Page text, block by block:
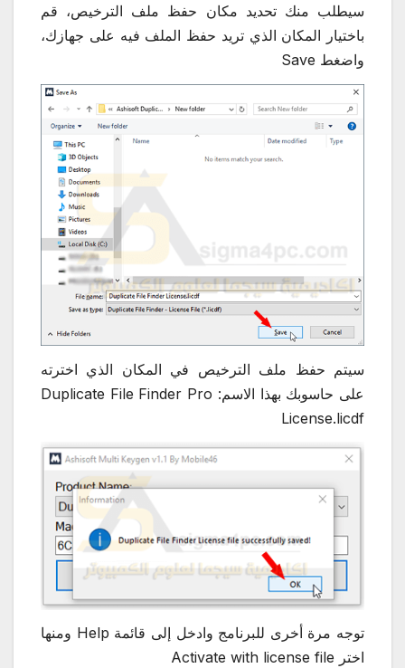
سيطلب منك تحديد مكان حفظ ملف الترخيص، قم
باختيار المكان الذي تريد حفظ الملف فيه على جهازك،
واضغط Save
سيتم حفظ ملف الترخيص في المكان الذي اخترته
على حاسوبك بهذا الاسم: Duplicate File Finder Pro
License.licdf
توجه مرة أخرى للبرنامج وادخل إلى قائمة Help ومنها
اختر Activate with license file